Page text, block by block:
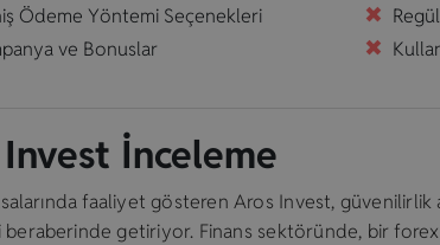
Ödeme Yöntemi Seçenekleri
ve Bonuslar
İnceleme
faaliyet gösteren Aros Invest, güvenilirlik
beraberinde getiriyor. Finans sektöründe, bir forex